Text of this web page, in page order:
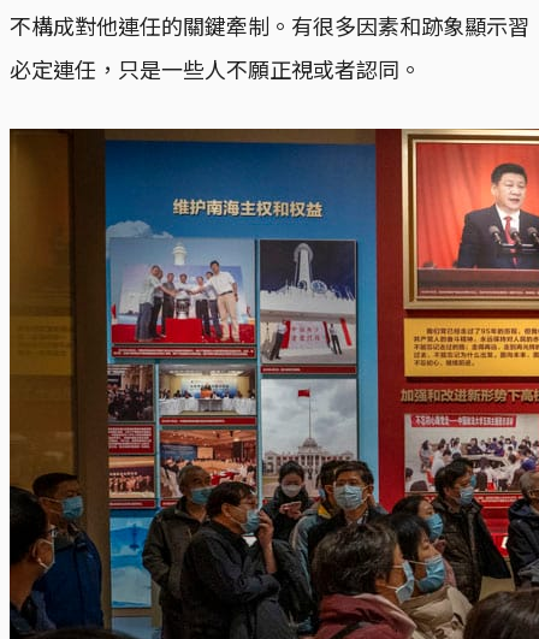
不構成對他連任的關鍵牽制。有很多因素和跡象顯示習
必定連任，只是一些人不願正視或者認同。